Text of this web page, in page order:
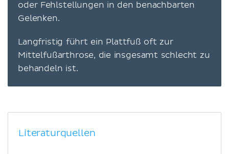
oder Fehlstellungen in den benachbarten
Gelenken.
Langfristig führt ein Plattfuß oft zur
Mittelfußarthrose, die insgesamt schlecht zu
behandeln ist.
Literaturquellen